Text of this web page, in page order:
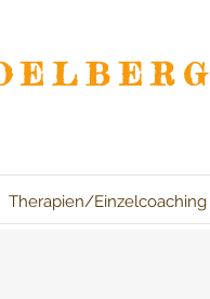
Therapien/Einzelcoaching